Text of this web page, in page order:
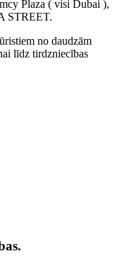
Plaza ( visi Dubai ),
STREET.
no daudzām
līdz tirdzniecības